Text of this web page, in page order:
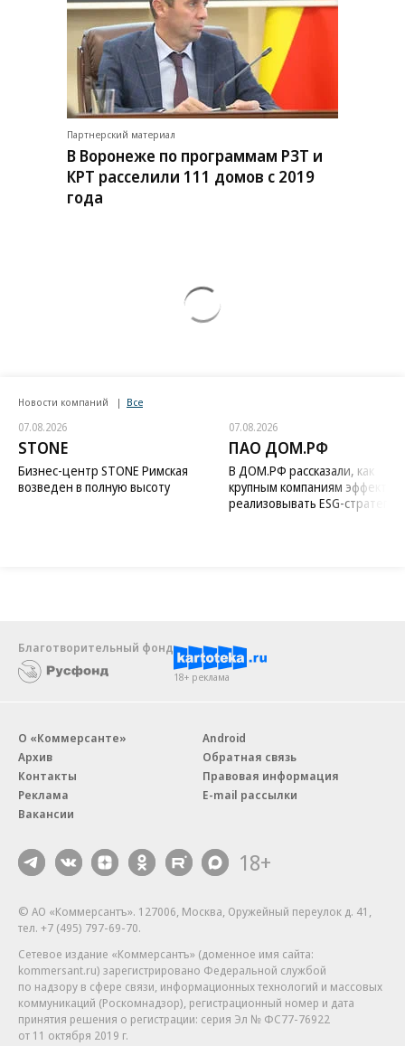
Партнерский материал
В Воронеже по программам РЗТ и
КРТ расселили 111 домов с 2019
года
Новости компаний Все
07.08.2026
STONE
Бизнес-центр STONE Римская
возведен в полную высоту
07.08.2026
ПАО ДОМ.РФ
В ДОМ.РФ рассказали, как
крупным компаниям
реализовывать ESG-стратегию
Благотворительный фонд
18+ реклама
О «Коммерсанте»
Архив
Контакты
Реклама
Вакансии
Android
Обратная связь
Правовая информация
E-mail рассылки
18+
© АО «Коммерсантъ». 127006, Москва, Оружейный переулок д. 41,
тел. +7 (495) 797-69-70.
Сетевое издание «Коммерсантъ» (доменное имя сайта:
kommersant.ru) зарегистрировано Федеральной службой
по надзору в сфере связи, информационных технологий и массовых
коммуникаций (Роскомнадзор), регистрационный номер и дата
принятия решения о регистрации: серия Эл № ФС77-76922
от 11 октября 2019 г.